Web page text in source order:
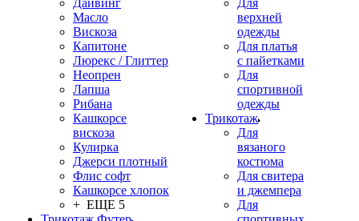
Дайвинг
Масло
Вискоза
Капитоне
Люрекс / Глиттер
Неопрен
Лапша
Рибана
Кашкорсе
вискоза
Кулирка
Джерси плотный
Флис софт
Кашкорсе хлопок
+ ЕЩЕ 5
Для
верхней
одежды
Для платья
с пайетками
Для
спортивной
одежды
Трикотаж
Для
вязаного
костюма
Для свитера
и джемпера
Для